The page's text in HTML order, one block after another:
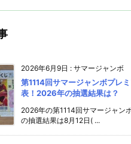
2026年6月9日 : サマージャンボ
第1114回サマージャンボプレ
表！2026年の抽選結果は？
2026年の第1114回サマージャン
の抽選結果は8月12日( ...